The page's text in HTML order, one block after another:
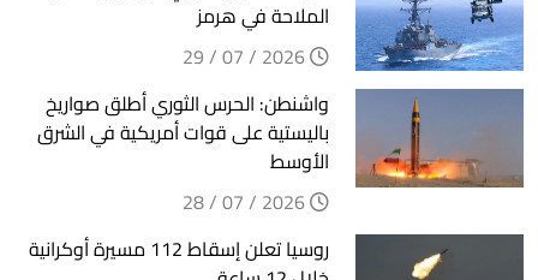
الملاحة في هرمز
واشنطن: الحرس الثوري أطلق صواريخ
باليستية على قوات أمريكية في الشرق
الأوسط
روسيا تعلن إسقاط 112 مسيرة أوكرانية